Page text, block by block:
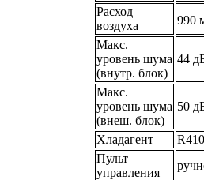
Расход
воздуха
990
Макс.
уровень шума
(внутр. блок)
44
Макс.
уровень шума
(внеш. блок)
50
Хладагент
Пульт
управления